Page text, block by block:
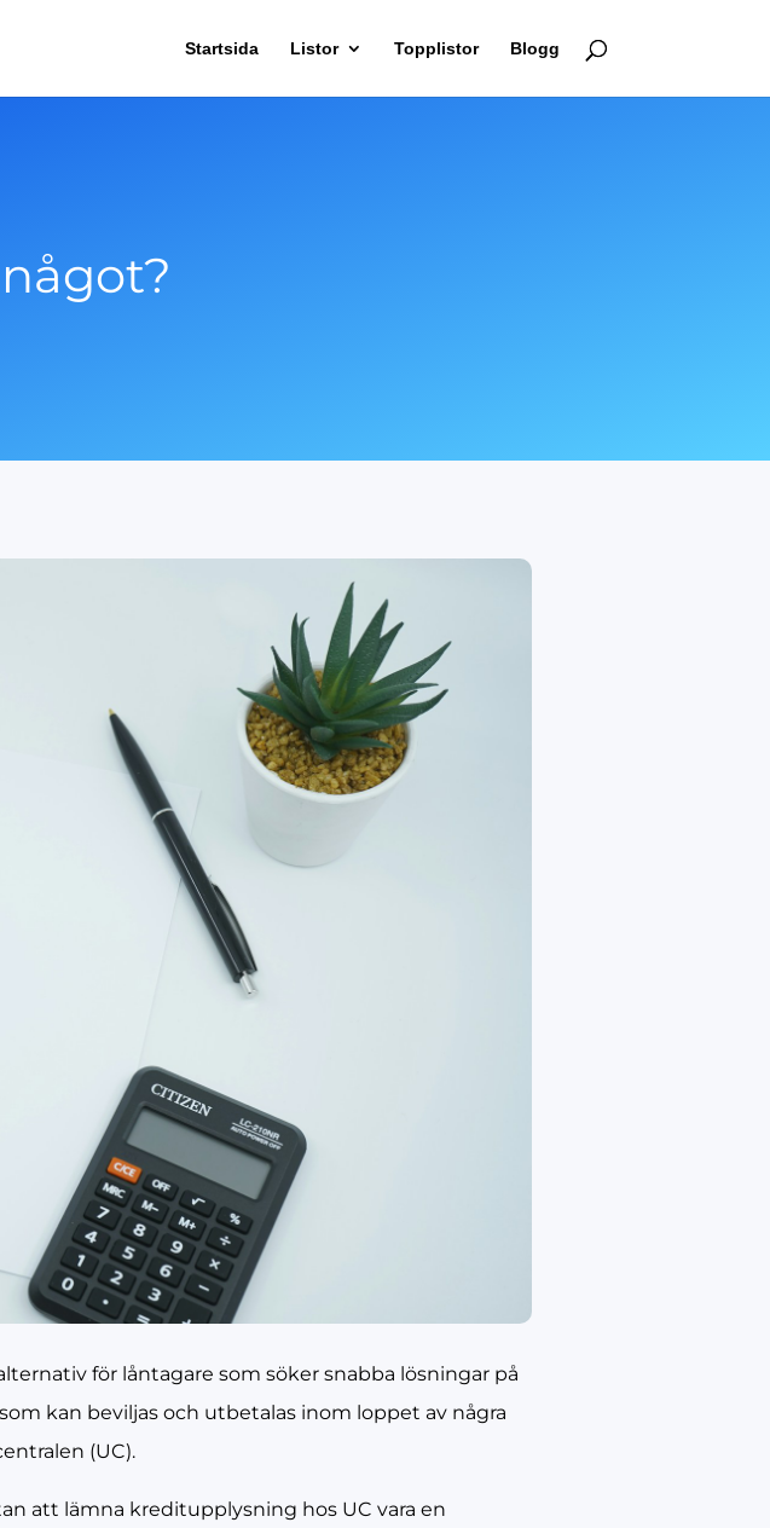
Startsida Listor Topplistor Blogg
för låntagare som söker snabba lösningar på
kan beviljas och utbetalas inom loppet av några
(UC).
att lämna kreditupplysning hos UC vara en